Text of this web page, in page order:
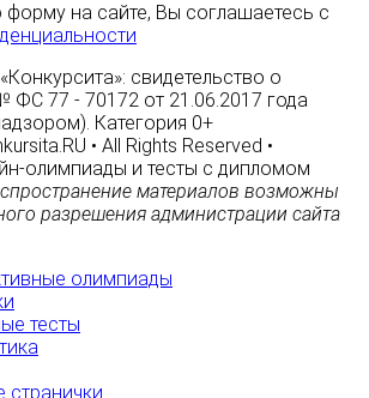
на сайте, Вы соглашаетесь с
свидетельство о
ФС 77 - 70172 от 21.06.2017 года
Категория 0+
• All Rights Reserved •
олимпиады и тесты с дипломом
материалов возможны
разрешения администрации сайта
олимпиады
тесты
странички